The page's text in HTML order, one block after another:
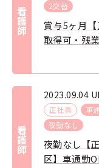
看護師
2交替
賞与5ヶ月
取得可・残
看護師
2023.09.04
正社員 車
夜勤なし
夜勤なし【
区】車通勤